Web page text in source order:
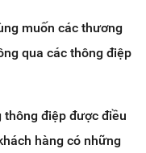
muốn các thương
qua các thông điệp
điệp được điều
hàng có những